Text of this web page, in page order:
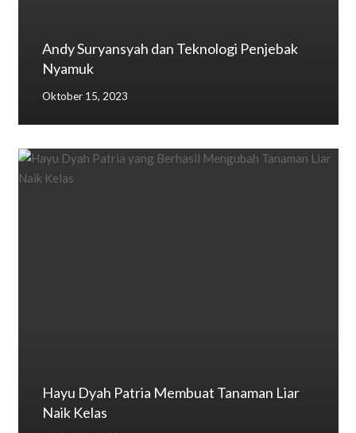
Andy Suryansyah dan Teknologi Penjebak
Nyamuk
Oktober 15, 2023
Hayu Dyah Patria Membuat Tanaman Liar
Naik Kelas